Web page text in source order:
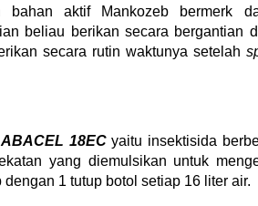
bahan aktif Mankozeb bermerk
beliau berikan secara bergantian
secara rutin waktunya setelah
ABACEL 18ECyaitu insektisida
yang diemulsikan untuk
1 tutup botol setiap 16 liter air.